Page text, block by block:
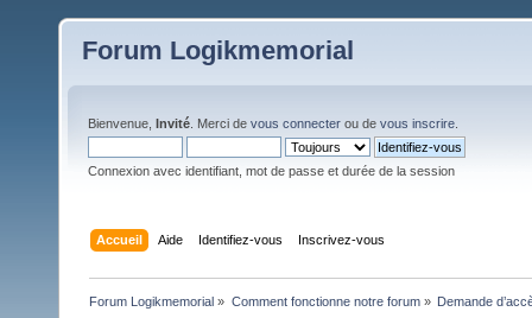
Forum Logikmemorial
Bienvenue, Invité . Merci de vous connecter ou de vous inscrire
Connexion avec identifiant, mot de passe et durée de la session
Accueil Aide Identifiez-vous Inscrivez-vous
Forum Logikmemorial » Comment fonctionne notre forum» Demande